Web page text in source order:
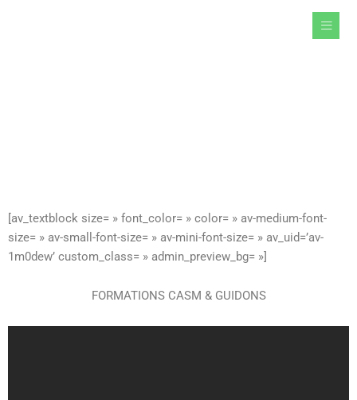
[av_textblock size= » font_color= » color= » av-medium-font-
size= » av-small-font-size= » av-mini-font-size= » av_uid=’av-
1m0dew’ custom_class= » admin_preview_bg= »]
FORMATIONS CASM & GUIDONS